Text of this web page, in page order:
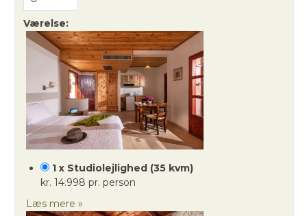
Værelse:
1 x Studiolejlighed (35 kvm)
kr. 14.998 pr. person
Læs mere »